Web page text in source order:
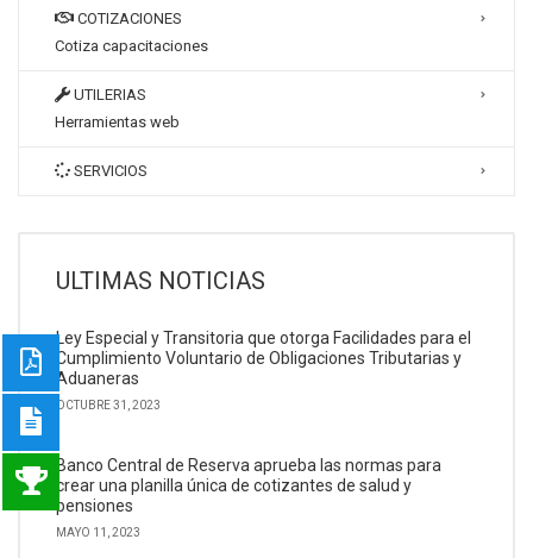
COTIZACIONES
Cotiza capacitaciones
UTILERIAS
Herramientas web
SERVICIOS
ULTIMAS NOTICIAS
Ley Especial y Transitoria que otorga Facilidades para el
Cumplimiento Voluntario de Obligaciones Tributarias y
Aduaneras
OCTUBRE 31, 2023
Banco Central de Reserva aprueba las normas para
crear una planilla única de cotizantes de salud y
pensiones
MAYO 11, 2023